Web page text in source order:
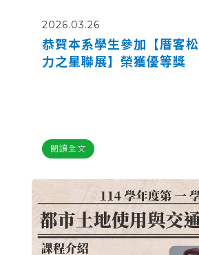
2026.03.26
恭賀本系學生參加【厝客
力之星聯展】榮獲優等獎
閱讀全文